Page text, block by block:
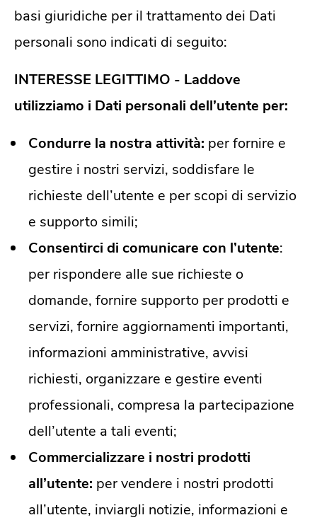
basi giuridiche per il trattamento dei Dati
personali sono indicati di seguito:
INTERESSE LEGITTIMO - Laddove
utilizziamo i Dati personali dell’utente per:
Condurre la nostra attività: per fornire e
gestire i nostri servizi, soddisfare le
richieste dell’utente e per scopi di servizio
e supporto simili;
Consentirci di comunicare con l’utente:
per rispondere alle sue richieste o
domande, fornire supporto per prodotti e
servizi, fornire aggiornamenti importanti,
informazioni amministrative, avvisi
richiesti, organizzare e gestire eventi
professionali, compresa la partecipazione
dell’utente a tali eventi;
Commercializzare i nostri prodotti
all’utente: per vendere i nostri prodotti
all’utente, inviargli notizie, informazioni e